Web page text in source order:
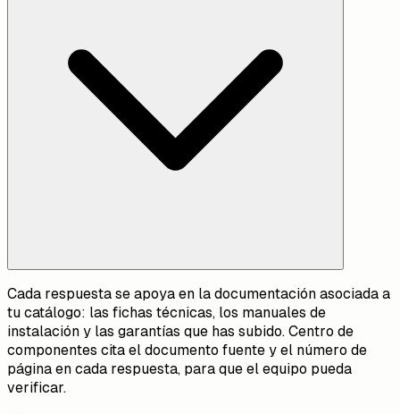
Cada respuesta se apoya en la documentación asociada a
tu catálogo: las fichas técnicas, los manuales de
instalación y las garantías que has subido. Centro de
componentes cita el documento fuente y el número de
página en cada respuesta, para que el equipo pueda
verificar.